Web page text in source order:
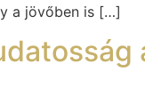
a jövőben is […]